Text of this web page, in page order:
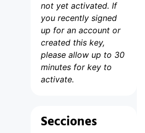
not yet activated. If
you recently signed
up for an account or
created this key,
please allow up to 30
minutes for key to
activate.
Secciones